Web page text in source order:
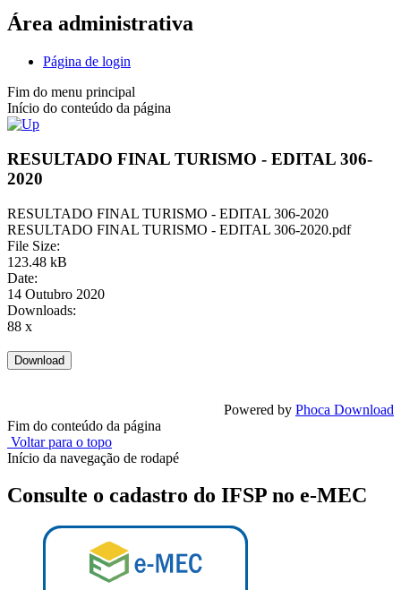
Área administrativa
Página de login
Fim do menu principal
Início do conteúdo da página
RESULTADO FINAL TURISMO - EDITAL 306-
2020
RESULTADO FINAL TURISMO - EDITAL 306-2020
RESULTADO FINAL TURISMO - EDITAL 306-2020.pdf
File Size:
123.48 kB
Date:
14 Outubro 2020
Downloads:
88 x
Powered by Phoca Download
Fim do conteúdo da página
Voltar para o topo
Início da navegação de rodapé
Consulte o cadastro do IFSP no e-MEC